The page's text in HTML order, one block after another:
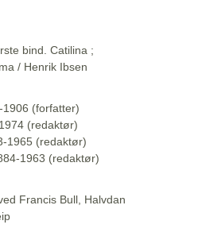
bind. Catilina ;
/ Henrik Ibsen
1906 (forfatter)
(redaktør)
1965 (redaktør)
1963 (redaktør)
Francis Bull, Halvdan